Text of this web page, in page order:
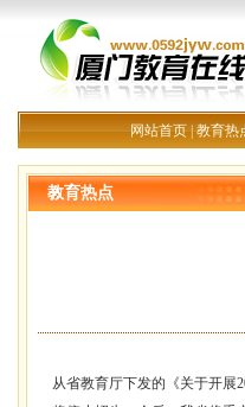
网站首页|教育热
教育热点
从省教育厅下发的《关于开展